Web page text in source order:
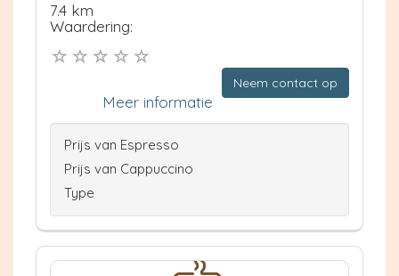
7.4 km
Waardering:
Neem contact op
Meer informatie
Prijs van Espresso
Prijs van Cappuccino
Type